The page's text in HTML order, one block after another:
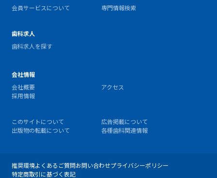
会員サービスについて
専門情報検索
歯科求人
歯科求人を探す
会社情報
会社概要
アクセス
採用情報
このサイトについて
広告掲載について
出版物の転載について
各種歯科関連情報
推奨環境よくあるご質問お問い合わせプライバシーポリシー
特定商取引に基づく表記